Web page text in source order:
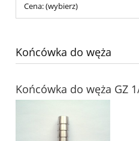
Cena: (wybierz)
Końcówka do węża
Końcówka do węża GZ